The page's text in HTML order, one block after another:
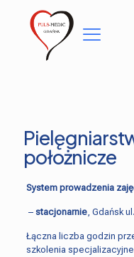
położnicze
System prowadzenia
– stacjonarnie, Gdańsk
Łączna liczba godzin
szkolenia